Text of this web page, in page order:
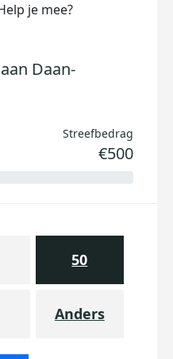
je mee?
Daan-
Streefbedrag
€500
50
Anders